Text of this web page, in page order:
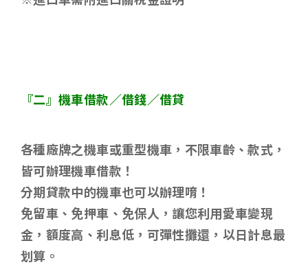
『二』機車借款／借錢／借貸
各種廠牌之機車或重型機車，不限車齡、款式，
皆可辦理機車借款！
分期貸款中的機車也可以辦理唷！
免留車、免押車、免保人，讓您利用愛車變現
金，額度高、利息低，可彈性攤還，以日計息最
划算。